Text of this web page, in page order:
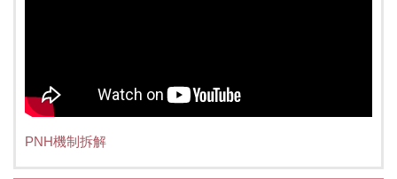
PNH機制拆解